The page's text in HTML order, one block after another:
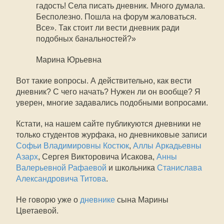
гадость! Села писать дневник. Много думала.
Бесполезно. Пошла на форум жаловаться.
Все». Так стоит ли вести дневник ради
подобных банальностей?»
Марина Юрьевна
Вот такие вопросы. А действительно, как вести
дневник? С чего начать? Нужен ли он вообще? Я
уверен, многие задавались подобными вопросами.
Кстати, на нашем сайте публикуются дневники не
только студентов журфака, но дневниковые записи
Софьи Владимировны Костюк, Аллы Аркадьевны
Азарх, Сергея Викторовича Исакова, Анны
Валерьевной Рафаевой и школьника Станислава
Александровича Титова.
Не говорю уже о дневнике сына Марины
Цветаевой.